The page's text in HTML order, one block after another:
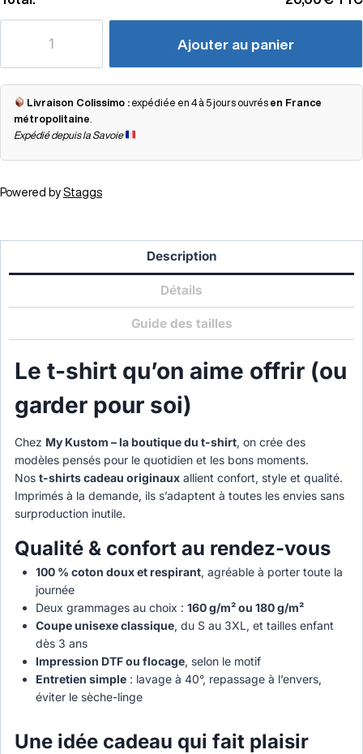
Ajouter au panier
Livraison Colissimo : expédiée en 4 à 5 jours ouvrés en France
métropolitaine
Expédié depuis la Savoie
Powered by Staggs
Description
Détails
Guide des tailles
Le t-shirt qu’on aime offrir (ou
garder pour soi)
Chez My Kustom – la boutique du t-shirt, on crée des
modèles pensés pour le quotidien et les bons moments.
Nos t-shirts cadeau originaux allient confort, style et qualité.
Imprimés à la demande, ils s’adaptent à toutes les envies sans
surproduction inutile.
Qualité & confort au rendez-vous
100 % coton doux et respirant, agréable à porter toute la
journée
Deux grammages au choix : 160 g/m² ou 180 g/m²
Coupe unisexe classique, du S au 3XL, et tailles enfant
dès 3 ans
Impression DTF ou flocage, selon le motif
Entretien simple: lavage à 40°, repassage à l’envers,
éviter le sèche-linge
Une idée cadeau qui fait plaisir